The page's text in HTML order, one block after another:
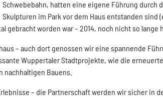
Schwebebahn, hatten eine eigene Führung durch
Skulpturen im Park vor dem Haus entstanden sind
gebracht worden war – 2014, noch nicht so lange
– auch dort genossen wir eine spannende
Wuppertaler Stadtprojekte, wie die
nachhaltigen Bauens.
– die Partnerschaft werden wir sicher